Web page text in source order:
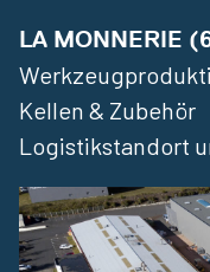
LA MONNERIE
Kellen & Zubehör
Logistikstandort